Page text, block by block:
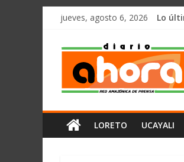
олимп казино
Saltarjueves, agosto 6, 2026 Lo
Diario
Ahora
Cadena
Amazónica
de
LORETO UCAYALI